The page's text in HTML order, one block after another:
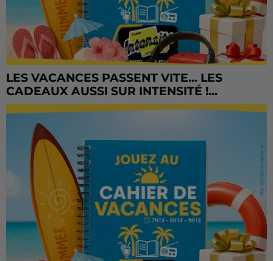
LES VACANCES PASSENT VITE... LES
CADEAUX AUSSI SUR INTENSITÉ !...